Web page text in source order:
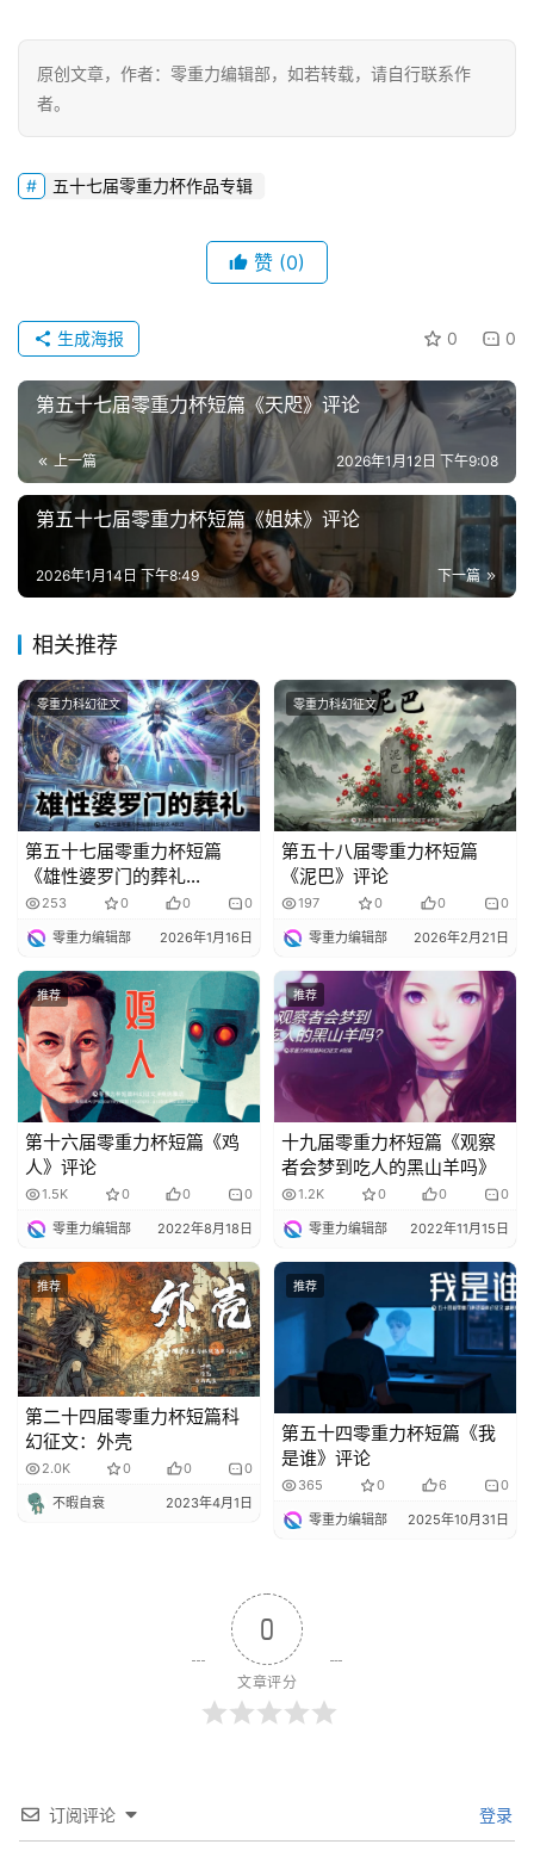
投
稿
文
科
题
科
幻
小
说
原创文章，作者：零重力编辑部，如若转载，请自行联系作
者。
五十七届零重力杯作品专辑
赞 (0)
0 0
生成海报
第五十七届零重力杯短篇《天咫》评论
上一篇 2026年1月12日 下午9:08
第五十七届零重力杯短篇《姐妹》评论
下一篇
2026年1月14日 下午8:49
相关推荐
零重力科幻征文
第五十七届零重力杯短篇
《雄性婆罗门的葬礼
（上）》评论
253 0 0 0
零重力编辑部 2026年1月16日
零重力科幻征文
第五十八届零重力杯短篇
《泥巴》评论
197 0 0 0
零重力编辑部 2026年2月21日
推荐
第十六届零重力杯短篇《鸡
人》评论
1.5K 0 0 0
零重力编辑部 2022年8月18日
推荐
十九届零重力杯短篇《观察
者会梦到吃人的黑山羊吗》
1.2K 0 0 0
零重力编辑部 2022年11月15日
推荐
第二十四届零重力杯短篇科
幻征文：外壳
2.0K 0 0 0
不暇自衰 2023年4月1日
推荐
第五十四零重力杯短篇《我
是谁》评论
365 0 6 0
零重力编辑部 2025年10月31日
0
文章评分
订阅评论 登录